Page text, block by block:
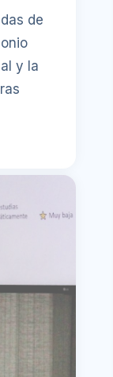
de
y la